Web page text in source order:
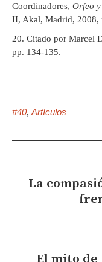
Coordinadores, Orfeo
II, Akal, Madrid, 2008,
Citado por Marcel
pp. 134-135.
#40, Artículos
La
El mito de